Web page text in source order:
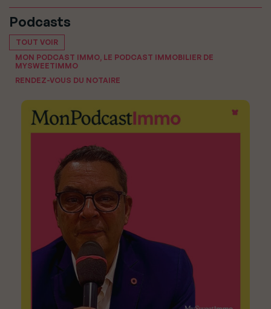
Podcasts
TOUT VOIR
MON PODCAST IMMO, LE PODCAST IMMOBILIER DE
MYSWEETIMMO
RENDEZ-VOUS DU NOTAIRE